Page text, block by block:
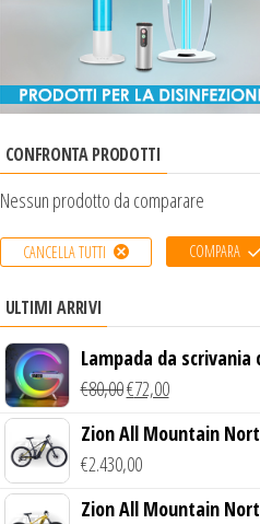
CONFRONTA PRODOTTI
Nessun prodotto da comparare
CANCELLA TUTTI COMPARA
ULTIMI ARRIVI
Lampada da scrivania
luce LED e ricarica
wireless
€80,00€72,00
Zion All Mountain
Creek Bike (Nero)
€2.430,00
Zion All Mountain